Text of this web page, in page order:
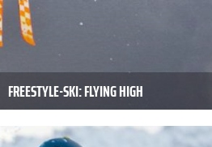
FREESTYLE-SKI: FLYING HIGH